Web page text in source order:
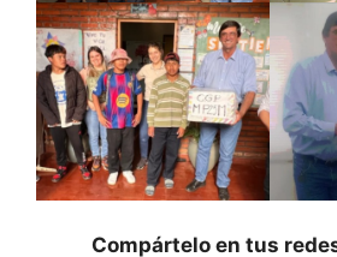
Compártelo en tus